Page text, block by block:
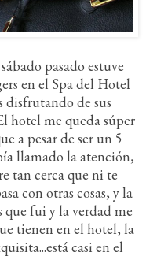
pasado estuve
en el Spa del Hotel
de sus
hotel me queda súper
a pesar de ser un 5
llamado la atención,
tan cerca que ni te
con otras cosas, y la
que fui y la verdad me
tienen en el hotel, la
casi en el